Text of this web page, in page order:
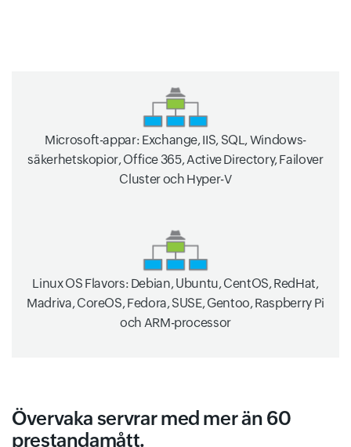
Microsoft-appar: Exchange, IIS, SQL, Windows-
säkerhetskopior, Office 365, Active Directory, Failover
Cluster och Hyper-V
Linux OS Flavors: Debian, Ubuntu, CentOS, RedHat,
Madriva, CoreOS, Fedora, SUSE, Gentoo, Raspberry Pi
och ARM-processor
Övervaka servrar med mer än 60
prestandamått.